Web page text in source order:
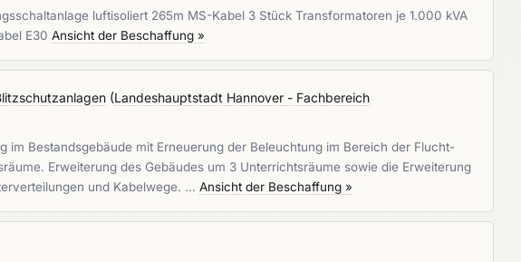
luftisoliert 265m MS-Kabel 3 Stück Transformatoren je 1.000 kVA
E30 Ansicht der Beschaffung »
(Landeshauptstadt Hannover - Fachbereich
Bestandsgebäude mit Erneuerung der Beleuchtung im Bereich der Flucht-
Erweiterung des Gebäudes um 3 Unterrichtsräume sowie die Erweiterung
und Kabelwege. … Ansicht der Beschaffung »